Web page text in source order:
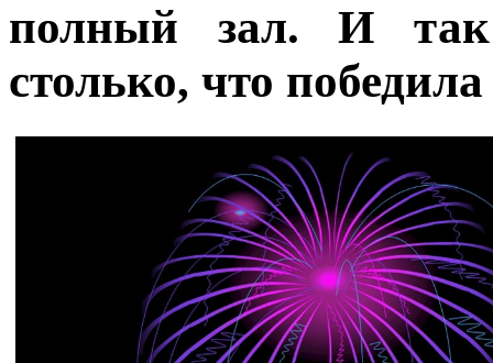
полный зал. И
столько, что